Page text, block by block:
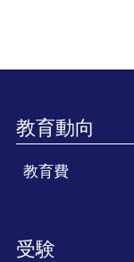
教育動向
教育費
受験